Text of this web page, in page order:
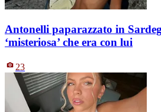
Antonelli paparazzato in
‘misteriosa’ che era con lui
23